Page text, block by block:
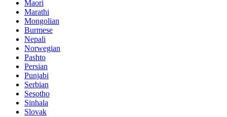
Maori
Marathi
Mongolian
Burmese
Nepali
Norwegian
Pashto
Persian
Punjabi
Serbian
Sesotho
Sinhala
Slovak